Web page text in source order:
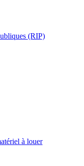
(RIP)
à louer